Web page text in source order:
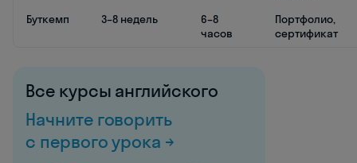
Буткемп
3–8 недель
6–8
часов
Портфолио,
сертификат
Все курсы английского
Начните говорить
с первого урока →